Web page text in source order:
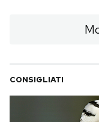
CONSIGLIATI